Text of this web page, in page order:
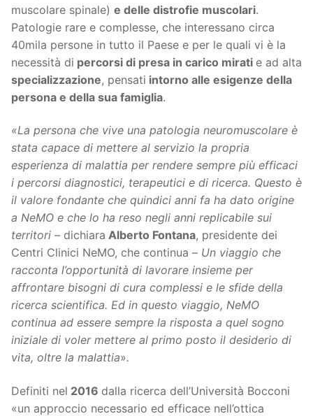
muscolare spinale) e delle distrofie muscolari.
Patologie rare e complesse, che interessano circa
40mila persone in tutto il Paese e per le quali vi è la
necessità di percorsi di presa in carico mirati e ad alta
specializzazione, pensati intorno alle esigenze della
persona e della sua famiglia.
«La persona che vive una patologia neuromuscolare è
stata capace di mettere al servizio la propria
esperienza di malattia per rendere sempre più efficaci
i percorsi diagnostici, terapeutici e di ricerca. Questo è
il valore fondante che quindici anni fa ha dato origine
a NeMO e che lo ha reso negli anni replicabile sui
territori – dichiara Alberto Fontana, presidente dei
Centri Clinici NeMO, che continua – Un viaggio che
racconta l’opportunità di lavorare insieme per
affrontare bisogni di cura complessi e le sfide della
ricerca scientifica. Ed in questo viaggio, NeMO
continua ad essere sempre la risposta a quel sogno
iniziale di voler mettere al primo posto il desiderio di
vita, oltre la malattia».
Definiti nel 2016 dalla ricerca dell’Università Bocconi
«un approccio necessario ed efficace nell’ottica